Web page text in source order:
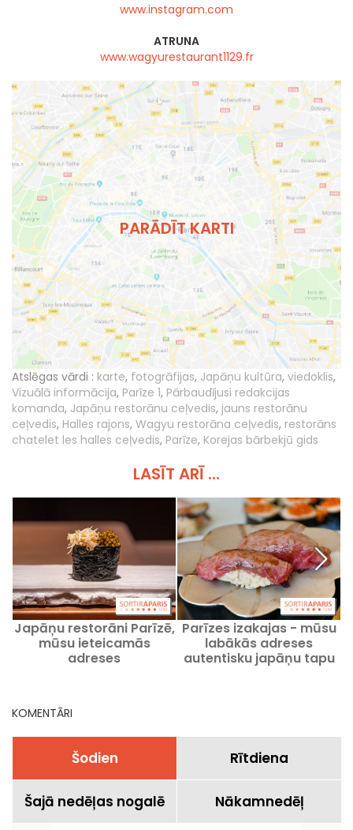
www.instagram.com
ATRUNA
www.wagyurestaurant1129.fr
PARĀDĪT KARTI
Atslēgas vārdi : karte, fotogrāfijas, Japāņu kultūra, viedoklis,
Vizuālā informācija, Parīze 1, Pārbaudījusi redakcijas
komanda, Japāņu restorānu ceļvedis, jauns restorānu
ceļvedis, Halles rajons, Wagyu restorāna ceļvedis, restorāns
chatelet les halles ceļvedis, Parīze, Korejas bārbekjū gids
LASĪT ARĪ ...
Japāņu restorāni Parīzē,
mūsu ieteicamās
adreses
Parīzes izakajas - mūsu
labākās adreses
autentisku japāņu tapu
KOMENTĀRI
Šodien Rītdiena
Šajā nedēļas nogalē Nākamnedēļ